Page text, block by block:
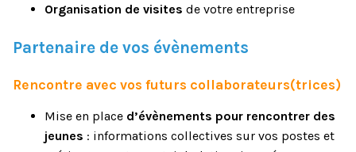
Organisation de visites de votre entreprise
Partenaire de vos évènements
Rencontre avec vos futurs collaborateurs(trices)
Mise en place d’évènements pour rencontrer des
jeunes : informations collectives sur vos postes et